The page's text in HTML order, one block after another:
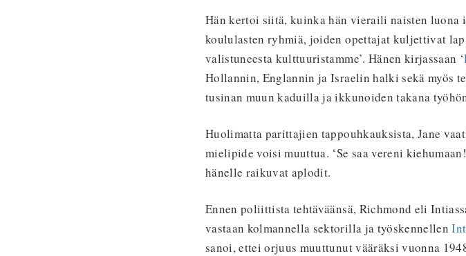
Hän kertoi siitä, kuinka hän vieraili naisten luona
koululasten ryhmiä, joiden opettajat kuljettivat
valistuneesta kulttuuristamme’. Hänen kirjassaan ‘
Hollannin, Englannin ja Israelin halki sekä myös
tusinan muun kaduilla ja ikkunoiden takana
Huolimatta parittajien tappouhkauksista, Jane
mielipide voisi muuttua. ‘Se saa vereni
hänelle raikuvat aplodit.
Ennen poliittista tehtäväänsä, Richmond eli
vastaan kolmannella sektorilla ja työskennellen
sanoi, ettei orjuus muuttunut vääräksi vuonna